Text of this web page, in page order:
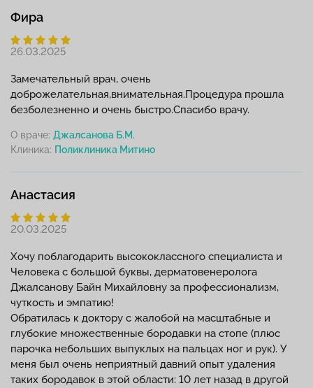
Фира
26.03.2025
Замечательный врач, очень
доброжелательная,внимательная.Процедура прошла
безболезненно и очень быстро.Спасибо врачу.
О враче: Джалсанова Б.М.
Клиника:
Анастасия
20.03.2025
Хочу поблагодарить высококлассного специалиста и
Человека с большой буквы, дерматовенеролога
Джалсанову Байн Михайловну за профессионализм,
чуткость и эмпатию!
Обратилась к доктору с жалобой на масштабные и
глубокие множественные бородавки на стопе (плюс
парочка небольших выпуклых на пальцах ног и рук). У
меня был очень неприятный давний опыт удаления
таких бородавок в этой области: 10 лет назад в другой